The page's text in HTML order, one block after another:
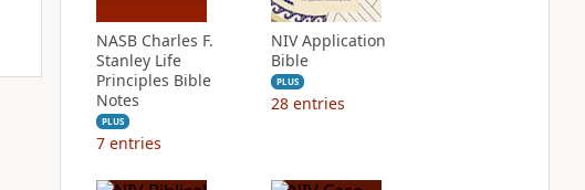
NASB Charles F.
Stanley Life
Principles Bible
Notes
PLUS
7 entries
NIV Application
Bible
PLUS
28 entries